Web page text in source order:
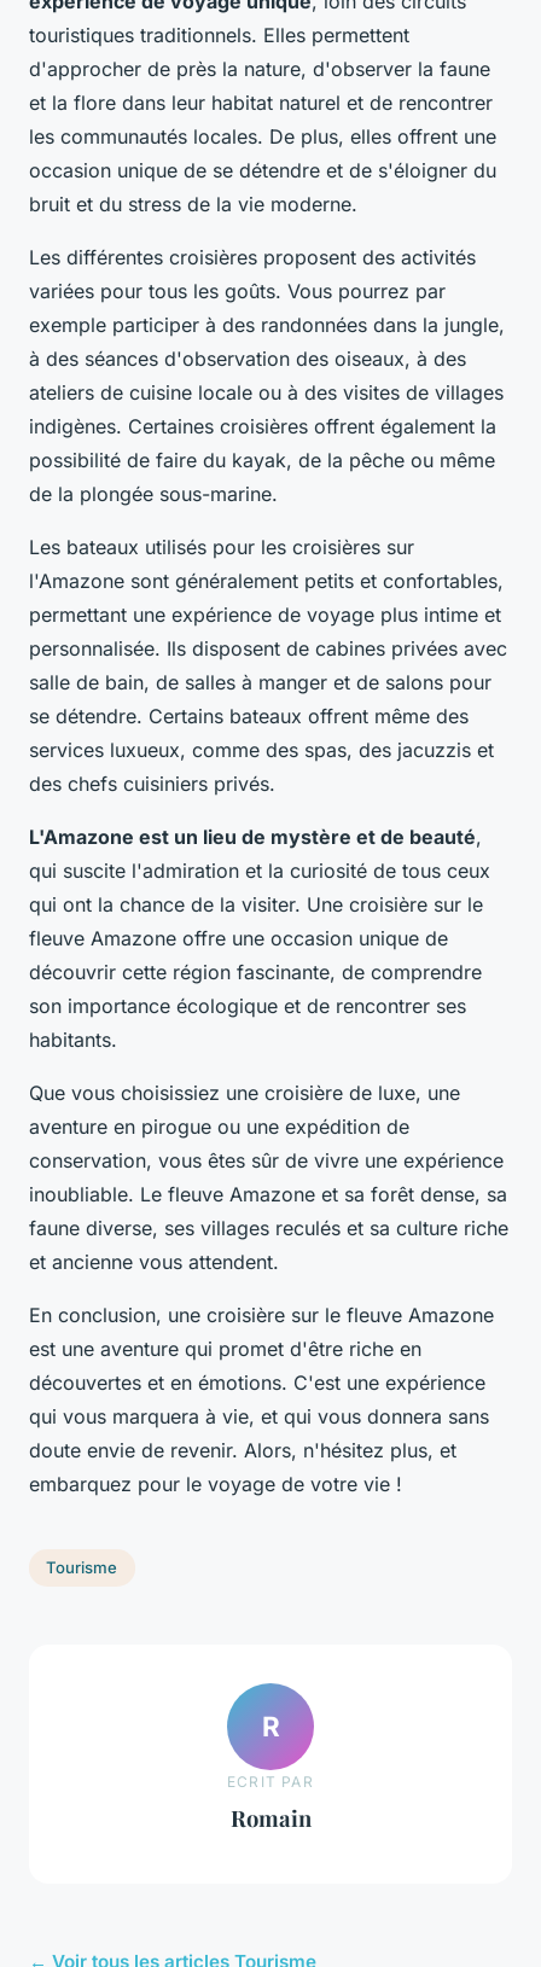
touristiques traditionnels. Elles permettent
d'approcher de près la nature, d'observer la faune
et la flore dans leur habitat naturel et de rencontrer
les communautés locales. De plus, elles offrent une
occasion unique de se détendre et de s'éloigner du
bruit et du stress de la vie moderne.
Les différentes croisières proposent des activités
variées pour tous les goûts. Vous pourrez par
exemple participer à des randonnées dans la jungle,
à des séances d'observation des oiseaux, à des
ateliers de cuisine locale ou à des visites de villages
indigènes. Certaines croisières offrent également la
possibilité de faire du kayak, de la pêche ou même
de la plongée sous-marine.
Les bateaux utilisés pour les croisières sur
l'Amazone sont généralement petits et confortables,
permettant une expérience de voyage plus intime et
personnalisée. Ils disposent de cabines privées avec
salle de bain, de salles à manger et de salons pour
se détendre. Certains bateaux offrent même des
services luxueux, comme des spas, des jacuzzis et
des chefs cuisiniers privés.
L'Amazone est un lieu de mystère et de beauté,
qui suscite l'admiration et la curiosité de tous ceux
qui ont la chance de la visiter. Une croisière sur le
fleuve Amazone offre une occasion unique de
découvrir cette région fascinante, de comprendre
son importance écologique et de rencontrer ses
habitants.
Que vous choisissiez une croisière de luxe, une
aventure en pirogue ou une expédition de
conservation, vous êtes sûr de vivre une expérience
inoubliable. Le fleuve Amazone et sa forêt dense, sa
faune diverse, ses villages reculés et sa culture riche
et ancienne vous attendent.
En conclusion, une croisière sur le fleuve Amazone
est une aventure qui promet d'être riche en
découvertes et en émotions. C'est une expérience
qui vous marquera à vie, et qui vous donnera sans
doute envie de revenir. Alors, n'hésitez plus, et
embarquez pour le voyage de votre vie !
Tourisme
R
ECRIT PAR
Romain
← Voir tous les articles Tourisme